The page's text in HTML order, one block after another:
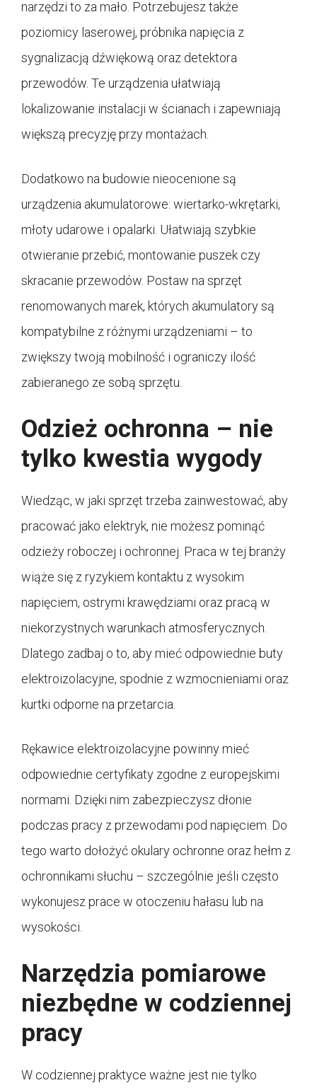
narzędzi to za mało. Potrzebujesz także
poziomicy laserowej, próbnika napięcia z
sygnalizacją dźwiękową oraz detektora
przewodów. Te urządzenia ułatwiają
lokalizowanie instalacji w ścianach i zapewniają
większą precyzję przy montażach.
Dodatkowo na budowie nieocenione są
urządzenia akumulatorowe: wiertarko-wkrętarki,
młoty udarowe i opalarki. Ułatwiają szybkie
otwieranie przebić, montowanie puszek czy
skracanie przewodów. Postaw na sprzęt
renomowanych marek, których akumulatory są
kompatybilne z różnymi urządzeniami – to
zwiększy twoją mobilność i ograniczy ilość
zabieranego ze sobą sprzętu.
Odzież ochronna – nie
tylko kwestia wygody
Wiedząc, w jaki sprzęt trzeba zainwestować, aby
pracować jako elektryk, nie możesz pominąć
odzieży roboczej i ochronnej. Praca w tej branży
wiąże się z ryzykiem kontaktu z wysokim
napięciem, ostrymi krawędziami oraz pracą w
niekorzystnych warunkach atmosferycznych.
Dlatego zadbaj o to, aby mieć odpowiednie buty
elektroizolacyjne, spodnie z wzmocnieniami oraz
kurtki odporne na przetarcia.
Rękawice elektroizolacyjne powinny mieć
odpowiednie certyfikaty zgodne z europejskimi
normami. Dzięki nim zabezpieczysz dłonie
podczas pracy z przewodami pod napięciem. Do
tego warto dołożyć okulary ochronne oraz hełm z
ochronnikami słuchu – szczególnie jeśli często
wykonujesz prace w otoczeniu hałasu lub na
wysokości.
Narzędzia pomiarowe
niezbędne w codziennej
pracy
W codziennej praktyce ważne jest nie tylko